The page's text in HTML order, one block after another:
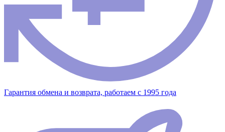
Гарантия обмена и возврата, работаем с 1995 года